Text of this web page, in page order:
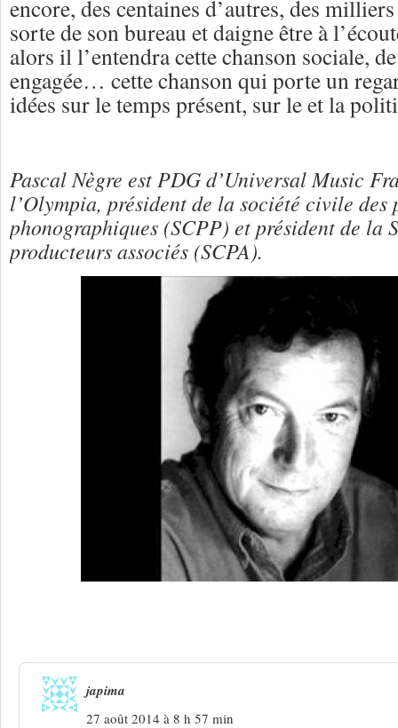
encore, des centaines d’autres, des
sorte de son bureau et daigne être à
alors il l’entendra cette chanson sociale,
engagée… cette chanson qui porte un
idées sur le temps présent, sur le et la
Pascal Nègre est PDG d’Universal Music
l’Olympia, président de la société civile des
phonographiques (SCPP) et président de la
producteurs associés (SCPA).
japima
27 août 2014 à 8 h 57 min